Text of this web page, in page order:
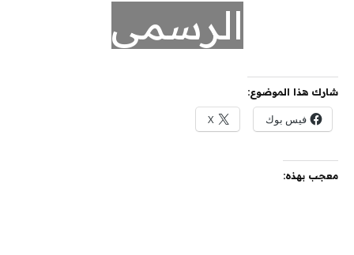
الرسمي
شارك هذا الموضوع:
فيس بوك X
معجب بهذه: